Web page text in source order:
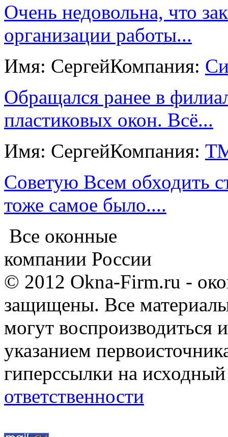
Очень недовольна, что
организации работы...
Имя: СергейКомпания:
Обращался ранее в
пластиковых окон. Всё...
Имя: СергейКомпания:
Советую Всем обходить
тоже самое было....
Все оконные
компании России
© 2012 Okna-Firm.ru -
защищены. Все
могут воспроизводиться
указанием
гиперссылки на
ответственности